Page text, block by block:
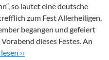
so lautet eine deutsche
zum Fest Allerheiligen,
begangen und gefeiert
dieses Festes. An
››